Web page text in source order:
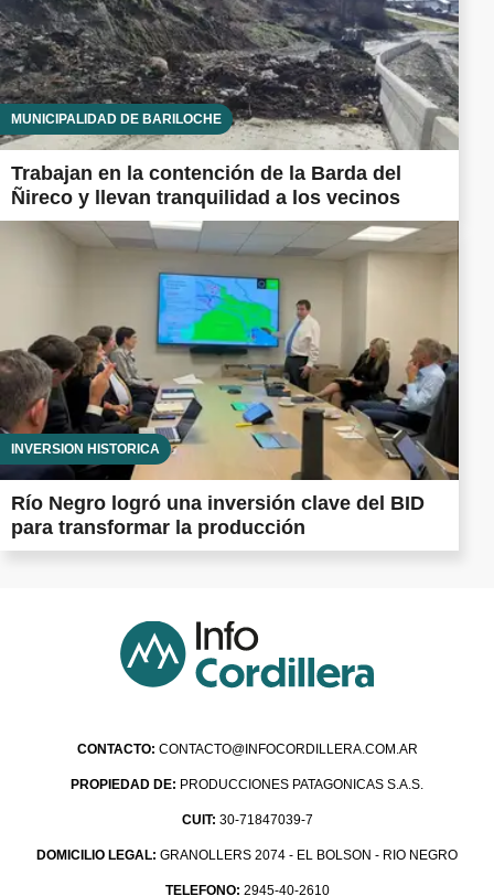
MUNICIPALIDAD DE BARILOCHE
Trabajan en la contención de la Barda del
Ñireco y llevan tranquilidad a los vecinos
INVERSIÓN HISTÓRICA
Río Negro logró una inversión clave del BID
para transformar la producción
CONTACTO: CONTACTO@INFOCORDILLERA.COM.AR
PROPIEDAD DE: PRODUCCIONES PATAGONICAS S.A.S.
CUIT: 30-71847039-7
DOMICILIO LEGAL: GRANOLLERS 2074 - EL BOLSON - RIO NEGRO
TELEFONO: 2945-40-2610